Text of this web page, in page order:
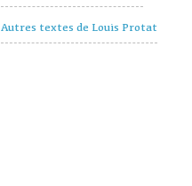
Autres textes de Louis Protat